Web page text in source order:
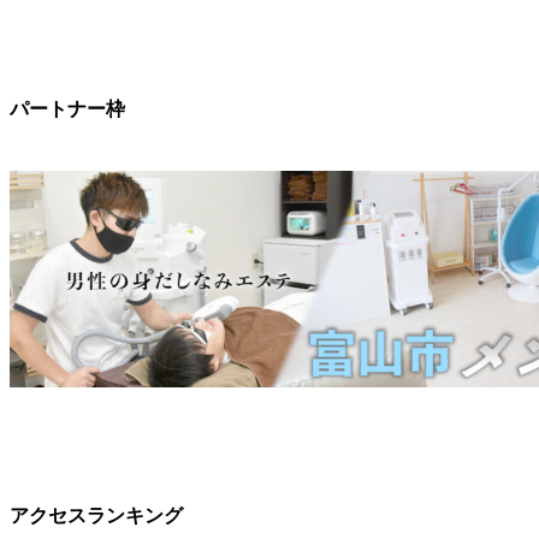
パートナー枠
アクセスランキング